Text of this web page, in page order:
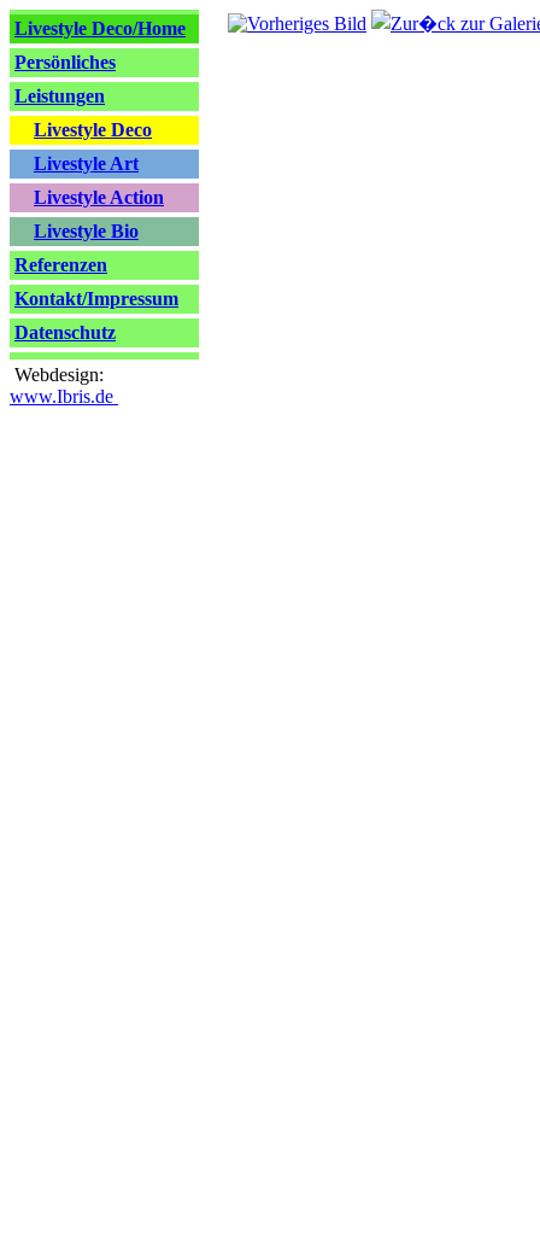
Livestyle Deco/Home
Persönliches
Leistungen
Livestyle Deco
Livestyle Art
Livestyle Action
Livestyle Bio
Referenzen
Kontakt/Impressum
Datenschutz
Webdesign:
www.Ibris.de